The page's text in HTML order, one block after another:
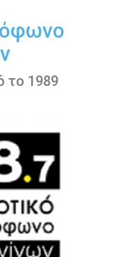
το 1989